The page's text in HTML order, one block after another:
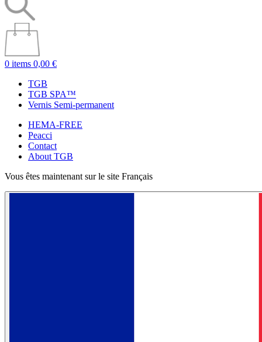
0 items 0,00 €
TGB
TGB SPA™
Vernis Semi-permanent
HEMA-FREE
Peacci
Contact
About TGB
Vous êtes maintenant sur le site Français